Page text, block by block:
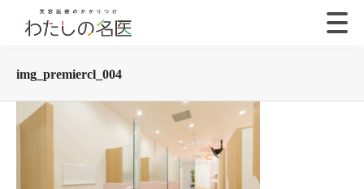
img_premiercl_004